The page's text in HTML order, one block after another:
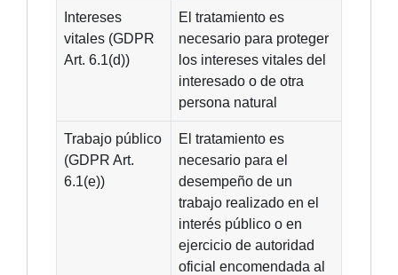
Intereses
vitales (GDPR
Art. 6.1(d))
El tratamiento es
necesario para proteger
los intereses vitales del
interesado o de otra
persona natural
Trabajo público
(GDPR Art.
6.1(e))
El tratamiento es
necesario para el
desempeño de un
trabajo realizado en el
interés público o en
ejercicio de autoridad
oficial encomendada al